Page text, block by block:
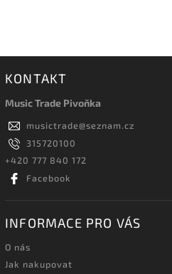
KONTAKT
Music Trade Pivoňka
musictrade@seznam.cz
315720100
+420 777 840 172
Facebook
INFORMACE PRO VÁS
O nás
Jak nakupovat